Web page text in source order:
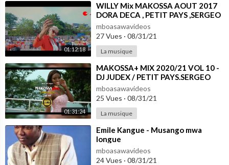
01:12:18
⁣WILLY Mix MAKOSSA AOUT 2017
DORA DECA , PETIT PAYS ,SERGEO
POLO,LONGUE LONGUE
mboasawavideos
27 Vues · 08/31/21
La musique
01:31:24
⁣MAKOSSA+ MIX 2020/21 VOL 10 -
DJ JUDEX / PETIT PAYS.SERGEO
POLO.JACKY KINGUE.LONGUE
LONGUE
mboasawavideos
25 Vues · 08/31/21
La musique
⁣Emile Kangue - Musango mwa
longue
mboasawavideos
24 Vues · 08/31/21